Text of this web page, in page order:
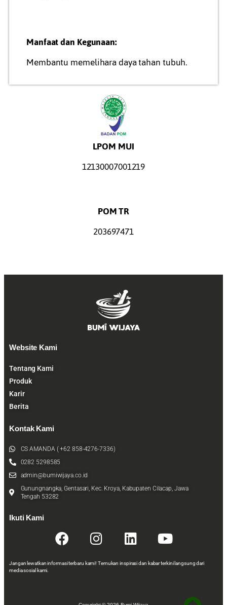
Manfaat dan Kegunaan:
Membantu memelihara daya tahan tubuh.
LPOM MUI
12130007001219
POM TR
203697471
Website Kami
Tentang Kami
Produk
Karir
Berita
Kontak Kami
CS AMANDA ( +62 858-4276-7336)
0282 5298585
admin@bumiwijaya.co.id
Gunungnangka, Gentasari, Kec. Kroya, Kabupaten Cilacap, Jawa
Tengah 53282
Ikuti Kami
Jangan lewatkan informasi terbaru kami! Temukan inspirasi dan kabar terkini langsung dari
media sosial kami.